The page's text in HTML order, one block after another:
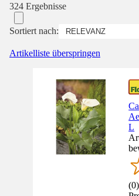
324 Ergebnisse
Sortiert nach:
Artikelliste überspringen
L
(0)